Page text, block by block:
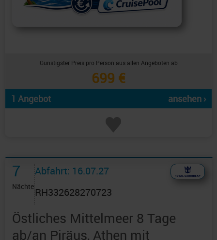
Günstigster Preis pro Person aus allen Angeboten ab
699 €
1 Angebot ansehen ›
7
Nächte
Abfahrt: 16.07.27
RH332628270723
Östliches Mittelmeer 8 Tage
ab/an Piräus, Athen mit